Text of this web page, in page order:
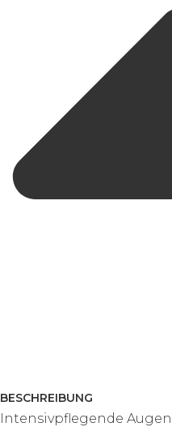
BESCHREIBUNG
Intensivpflegende